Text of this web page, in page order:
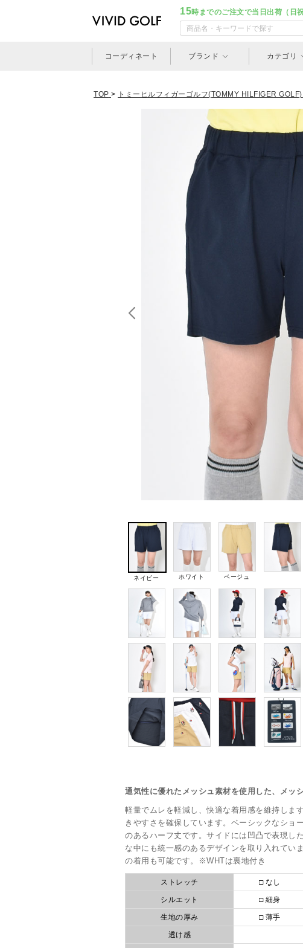
15時までのご注文で当日出荷（日
コーディネート ブランド カテゴリ
TOP > トミーヒルフィガーゴルフ(TOMMY HILFIGER GOLF)
ネイビー ホワイト ベージュ
通気性に優れたメッシュ素材を使用した、メッ
軽量でムレを軽減し、快適な着用感を維持しま
きやすさを確保しています。ベーシックなショ
のあるハーフ丈です。サイドには凹凸で表現し
な中にも統一感のあるデザインを取り入れてい
の着用も可能です。※WHTは裏地付き
ストレッチ □ なし
シルエット □ 細身
生地の厚み □ 薄手
透け感